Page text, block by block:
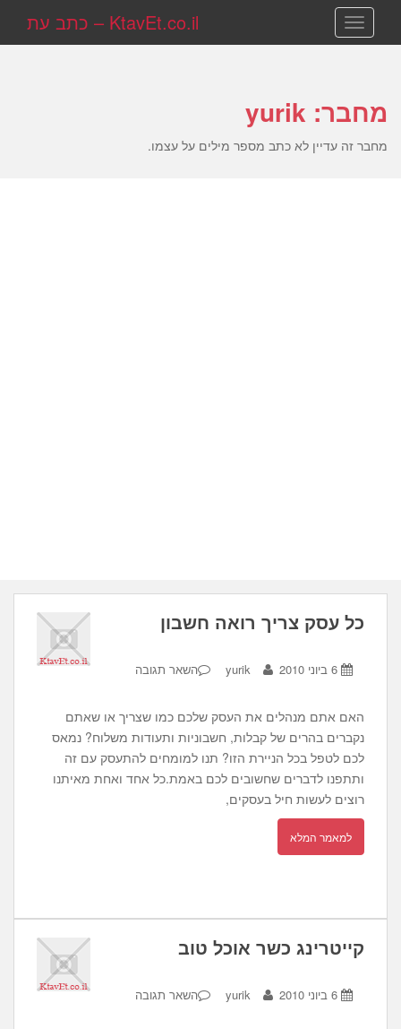
TOGGLE NAVIGATION KtavEt.co.il – כתב עת
מחבר: yurik
מחבר זה עדיין לא כתב מספר מילים על עצמו.
כל עסק צריך רואה חשבון
6 ביוני 2010 yurik השאר תגובה
האם אתם מנהלים את העסק שלכם כמו שצריך או שאתם
נקברים בהרים של קבלות, חשבוניות ותעודות משלוח? נמאס
לכם לטפל בכל הניירת הזו? תנו למומחים להתעסק עם זה
ותתפנו לדברים שחשובים לכם באמת.כל אחד ואחת מאיתנו
רוצים לעשות חיל בעסקים,
למאמר המלא
קייטרינג כשר אוכל טוב
6 ביוני 2010 yurik השאר תגובה